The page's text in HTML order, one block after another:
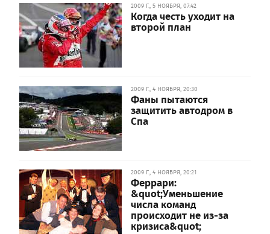
2009 Г., 5 НОЯБРЯ, 07:42
Когда честь уходит на
второй план
2009 Г., 4 НОЯБРЯ, 20:30
Фаны пытаются
защитить автодром в
Спа
2009 Г., 4 НОЯБРЯ, 20:21
Феррари:
&quot;Уменьшение
числа команд
происходит не из-за
кризиса&quot;